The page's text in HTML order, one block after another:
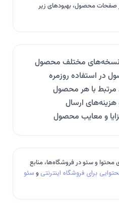
صفحات محصول، بهبودهای زیر
نسخه‌های مختلف محصول
در استفاده روزمره
مرتبط با هر محصول
ارسال
و معایب محصول
محتوا و سئو در فروشگاه‌ها، منابع
برای فروشگاه‌ اینترنتی و سئو